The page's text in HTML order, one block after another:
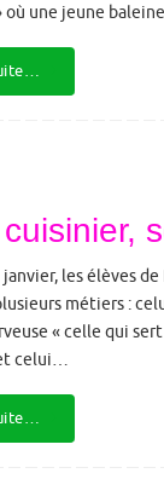
où une jeune
les élèves
métiers :
« celle qui
celui…